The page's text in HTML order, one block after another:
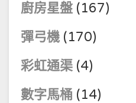
廚房星盤 (167)
彈弓機 (170)
彩虹通渠 (4)
數字馬桶 (14)